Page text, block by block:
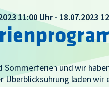
11:00 Uhr - 18.07.2023
Sommerferien und wir
Überblicksührung laden wir